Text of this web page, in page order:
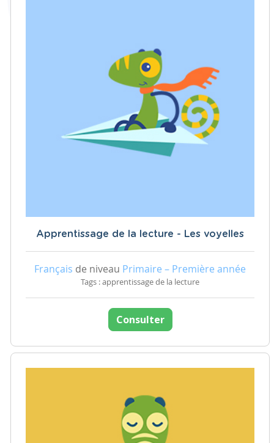
Apprentissage de la lecture - Les voyelles
Français de niveau Primaire – Première année
Tags : apprentissage de la lecture
Consulter